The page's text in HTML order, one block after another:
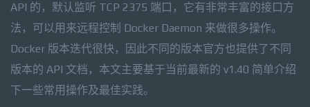
API 的，默认监听 TCP 2375 端口，它有非常丰富的接口方
法，可以用来远程控制 Docker Daemon 来做很多操作。
Docker 版本迭代很快，因此不同的版本官方也提供了不同
版本的 API 文档，本文主要基于当前最新的 v1.40 简单介绍
下一些常用操作及最佳实践。